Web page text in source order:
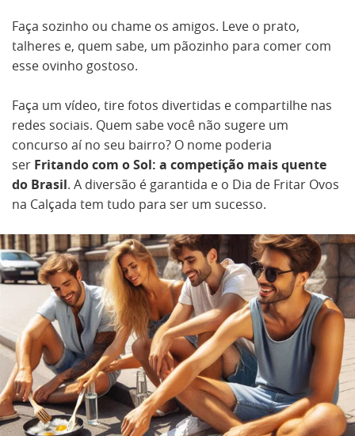
Faça sozinho ou chame os amigos. Leve o prato,
talheres e, quem sabe, um pãozinho para comer com
esse ovinho gostoso.
Faça um vídeo, tire fotos divertidas e compartilhe nas
redes sociais. Quem sabe você não sugere um
concurso aí no seu bairro? O nome poderia
ser Fritando com o Sol: a competição mais quente
do Brasil. A diversão é garantida e o Dia de Fritar Ovos
na Calçada tem tudo para ser um sucesso.